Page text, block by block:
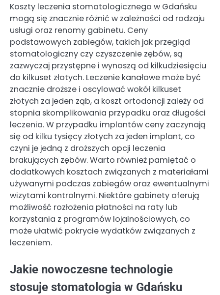
Koszty leczenia stomatologicznego w Gdańsku
mogą się znacznie różnić w zależności od rodzaju
usługi oraz renomy gabinetu. Ceny
podstawowych zabiegów, takich jak przegląd
stomatologiczny czy czyszczenie zębów, są
zazwyczaj przystępne i wynoszą od kilkudziesięciu
do kilkuset złotych. Leczenie kanałowe może być
znacznie droższe i oscylować wokół kilkuset
złotych za jeden ząb, a koszt ortodoncji zależy od
stopnia skomplikowania przypadku oraz długości
leczenia. W przypadku implantów ceny zaczynają
się od kilku tysięcy złotych za jeden implant, co
czyni je jedną z droższych opcji leczenia
brakujących zębów. Warto również pamiętać o
dodatkowych kosztach związanych z materiałami
używanymi podczas zabiegów oraz ewentualnymi
wizytami kontrolnymi. Niektóre gabinety oferują
możliwość rozłożenia płatności na raty lub
korzystania z programów lojalnościowych, co
może ułatwić pokrycie wydatków związanych z
leczeniem.
Jakie nowoczesne technologie
stosuje stomatologia w Gdańsku